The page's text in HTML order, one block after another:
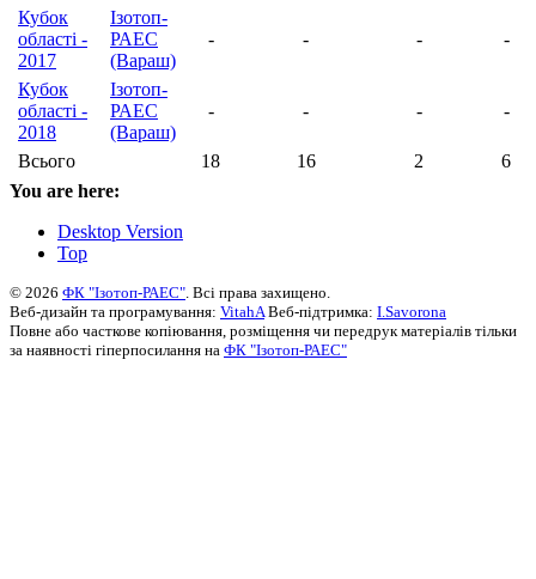
Кубок
області -
2017
Ізотоп-
РАЕС
(Вараш)
- - - -
Кубок
області -
2018
Ізотоп-
РАЕС
(Вараш)
- - - -
Всього 18 16 2
6
You are here:
Desktop Version
Top
© 2026 ФК "Ізотоп-РАЕС" . Всі права захищено.
Веб-дизайн та програмування: VitahA Веб-підтримка: I.Savorona
Повне або часткове копіювання, розміщення чи передрук матеріалів тільки
за наявності гіперпосилання на ФК "Ізотоп-РАЕС"